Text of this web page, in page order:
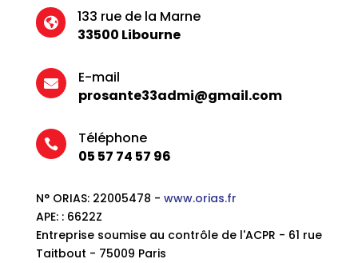

133 rue de la Marne
33500 Libourne

E-mail
prosante33admi@gmail.com

Téléphone
05 57 74 57 96
N° ORIAS: 22005478 - www.orias.fr
APE: : 6622Z
Entreprise soumise au contrôle de l'ACPR - 61 rue
Taitbout - 75009 Paris